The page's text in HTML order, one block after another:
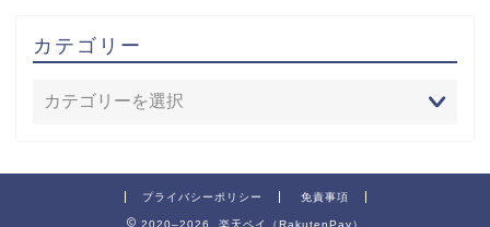
カテゴリー
プライバシーポリシー 免責事項
2020–2026 楽天ペイ（RakutenPay）